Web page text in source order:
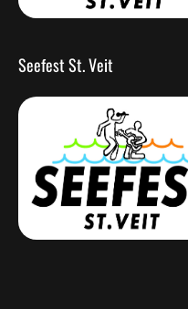
Seefest St. Veit